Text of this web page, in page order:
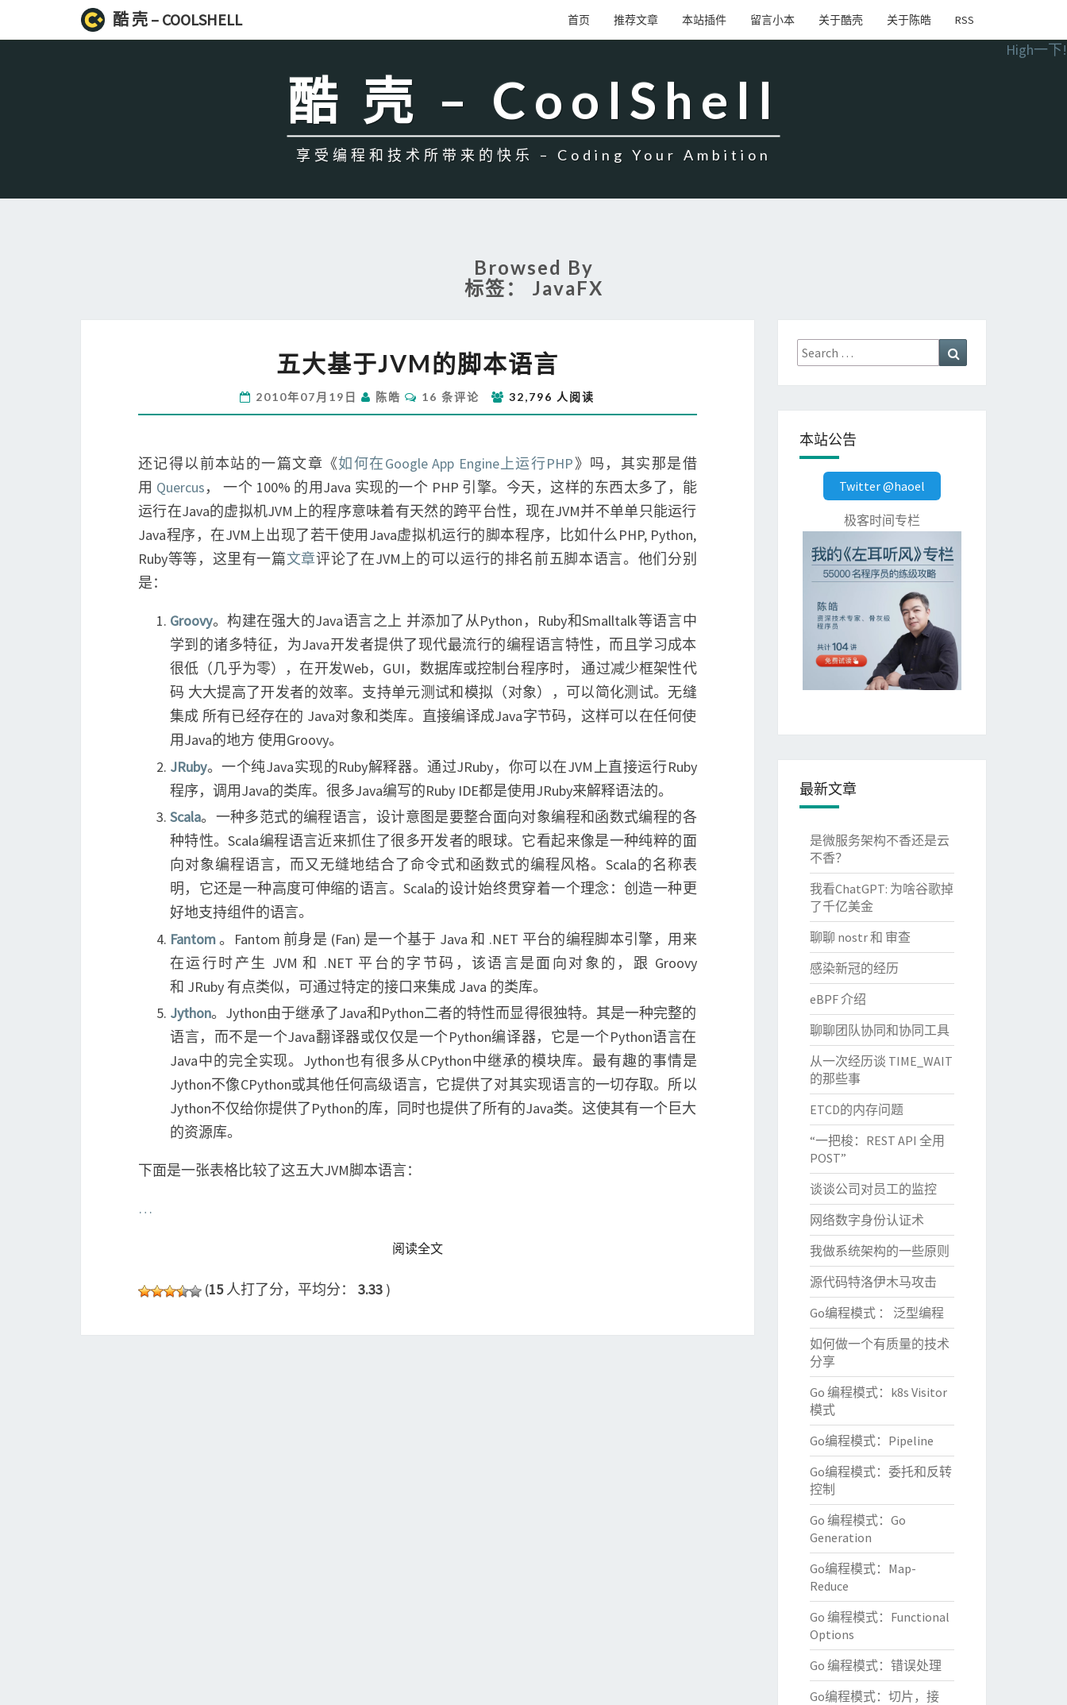
酷 壳 – COOLSHELL 首页 推荐文章 本站插件 留言小本 关于酷壳 关于陈皓 RSS
High一下!
酷 壳 – CoolShell
享受编程和技术所带来的快乐 – Coding Your Ambition
Browsed By
标签： JavaFX
大
于
脚
本
语
言
五大基于JVM的脚本语言
2010年07月19日 陈皓
评
论
16 条评论 32,796 人阅读
还记得以前本站的一篇文章《如何在Google App Engine上运行PHP》吗，其实那是借
用 Quercus， 一个 100% 的用Java 实现的一个 PHP 引擎。今天，这样的东西太多了，能
运行在Java的虚拟机JVM上的程序意味着有天然的跨平台性，现在JVM并不单单只能运行
Java程序，在JVM上出现了若干使用Java虚拟机运行的脚本程序，比如什么PHP, Python,
Ruby等等，这里有一篇文章评论了在JVM上的可以运行的排名前五脚本语言。他们分别
是：
Groovy。构建在强大的Java语言之上 并添加了从Python，Ruby和Smalltalk等语言中
学到的诸多特征，为Java开发者提供了现代最流行的编程语言特性，而且学习成本
很低（几乎为零），在开发Web，GUI，数据库或控制台程序时， 通过减少框架性代
码 大大提高了开发者的效率。支持单元测试和模拟（对象），可以简化测试。无缝
集成 所有已经存在的 Java对象和类库。直接编译成Java字节码，这样可以在任何使
用Java的地方 使用Groovy。
JRuby。一个纯Java实现的Ruby解释器。通过JRuby，你可以在JVM上直接运行Ruby
程序，调用Java的类库。很多Java编写的Ruby IDE都是使用JRuby来解释语法的。
Scala。一种多范式的编程语言，设计意图是要整合面向对象编程和函数式编程的各
种特性。Scala编程语言近来抓住了很多开发者的眼球。它看起来像是一种纯粹的面
向对象编程语言，而又无缝地结合了命令式和函数式的编程风格。Scala的名称表
明，它还是一种高度可伸缩的语言。Scala的设计始终贯穿着一个理念：创造一种更
好地支持组件的语言。
Fantom。Fantom 前身是 (Fan) 是一个基于 Java 和 .NET 平台的编程脚本引擎，用来
在运行时产生 JVM 和 .NET 平台的字节码，该语言是面向对象的，跟 Groovy
和 JRuby 有点类似，可通过特定的接口来集成 Java 的类库。
Jython。Jython由于继承了Java和Python二者的特性而显得很独特。其是一种完整的
语言，而不是一个Java翻译器或仅仅是一个Python编译器，它是一个Python语言在
Java中的完全实现。Jython也有很多从CPython中继承的模块库。最有趣的事情是
Jython不像CPython或其他任何高级语言，它提供了对其实现语言的一切存取。所以
Jython不仅给你提供了Python的库，同时也提供了所有的Java类。这使其有一个巨大
的资源库。
下面是一张表格比较了这五大JVM脚本语言：
…
阅读全文READ MORE
(15人打了分，平均分： 3.33 )
Search
for:
本站公告
Twitter @haoel
极客时间专栏
最新文章
是微服务架构不香还是云
不香？
我看ChatGPT: 为啥谷歌掉
了千亿美金
聊聊 nostr 和 审查
感染新冠的经历
eBPF 介绍
聊聊团队协同和协同工具
从一次经历谈 TIME_WAIT
的那些事
ETCD的内存问题
“一把梭：REST API 全用
POST”
谈谈公司对员工的监控
网络数字身份认证术
我做系统架构的一些原则
源代码特洛伊木马攻击
Go编程模式 ： 泛型编程
如何做一个有质量的技术
分享
Go 编程模式：k8s Visitor
模式
Go编程模式：Pipeline
Go编程模式：委托和反转
控制
Go 编程模式：Go
Generation
Go编程模式：Map-
Reduce
Go 编程模式：Functional
Options
Go 编程模式：错误处理
Go编程模式：切片，接